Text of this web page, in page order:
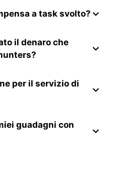
a task svolto?
il denaro che
per il servizio di
guadagni con